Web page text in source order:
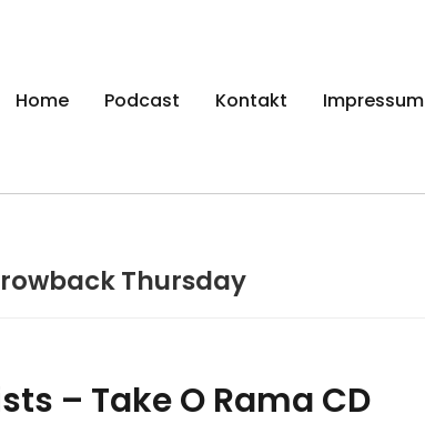
Home Podcast Kontakt Impressum
Thursday
– Take O Rama CD